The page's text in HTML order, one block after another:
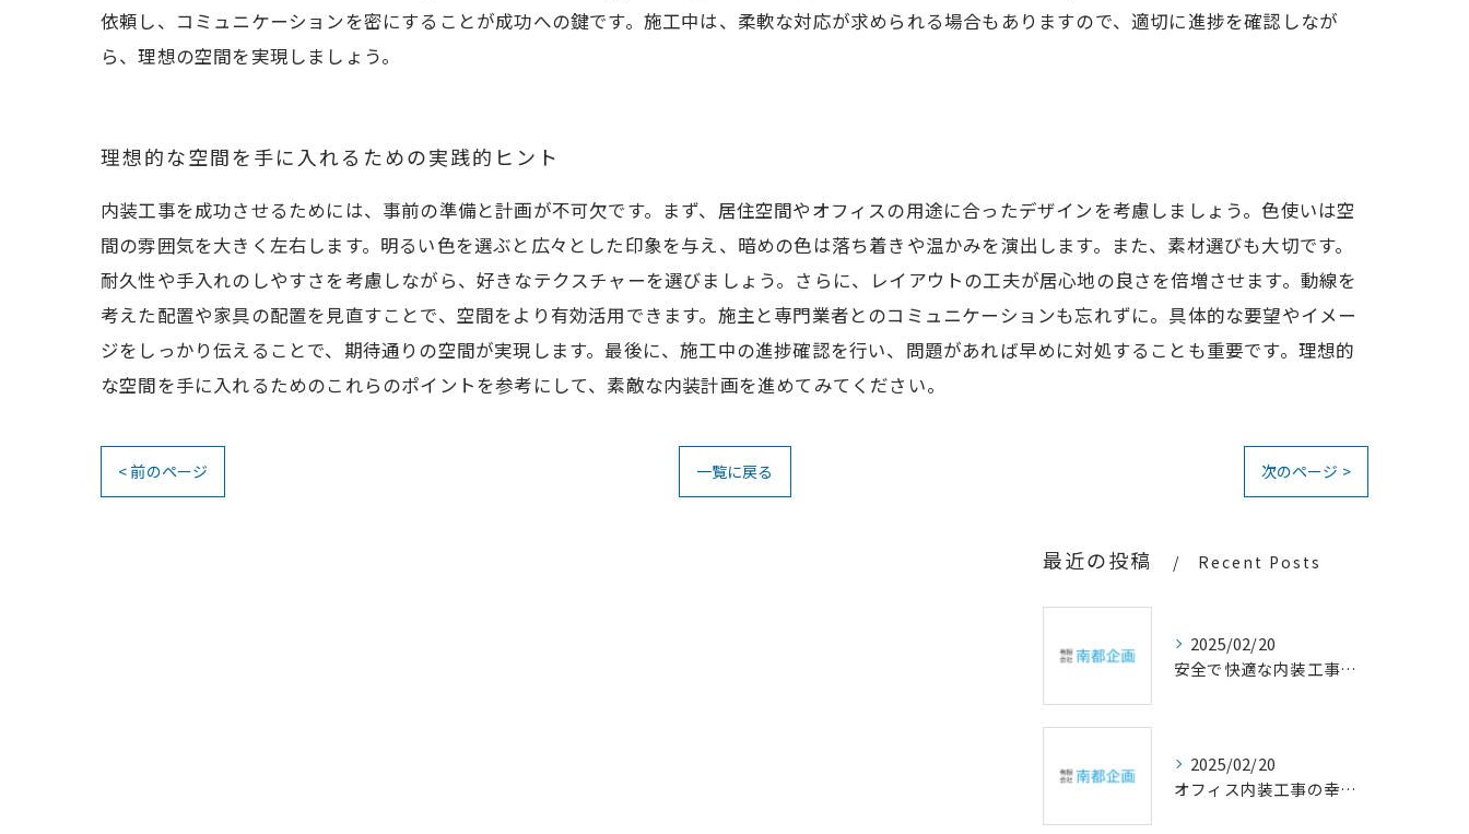
依頼し、コミュニケーションを密にすることが成功への鍵です。施工中は、柔軟な対応が求められる場合もありますので、適切に進捗を確認しなが
ら、理想の空間を実現しましょう。
理想的な空間を手に入れるための実践的ヒント
内装工事を成功させるためには、事前の準備と計画が不可欠です。まず、居住空間やオフィスの用途に合ったデザインを考慮しましょう。色使いは空
間の雰囲気を大きく左右します。明るい色を選ぶと広々とした印象を与え、暗めの色は落ち着きや温かみを演出します。また、素材選びも大切です。
耐久性や手入れのしやすさを考慮しながら、好きなテクスチャーを選びましょう。さらに、レイアウトの工夫が居心地の良さを倍増させます。動線を
考えた配置や家具の配置を見直すことで、空間をより有効活用できます。施主と専門業者とのコミュニケーションも忘れずに。具体的な要望やイメー
ジをしっかり伝えることで、期待通りの空間が実現します。最後に、施工中の進捗確認を行い、問題があれば早めに対処することも重要です。理想的
な空間を手に入れるためのこれらのポイントを参考にして、素敵な内装計画を進めてみてください。
< 前のページ 一覧に戻る 次のページ >
最近の投稿 Recent Posts
2025/02/20
安全で快適な内装工事の重要性
2025/02/20
オフィス内装工事の幸福設計